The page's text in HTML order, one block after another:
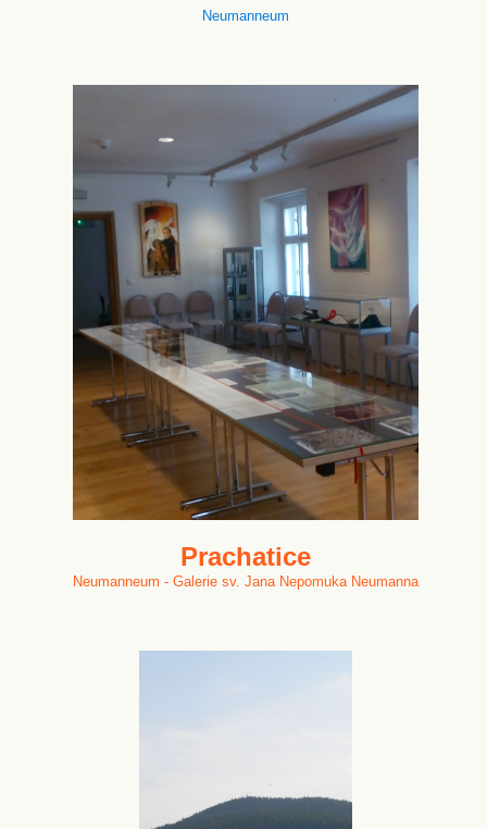
Neumanneum
Prachatice
Neumanneum - Galerie sv. Jana Nepomuka Neumanna